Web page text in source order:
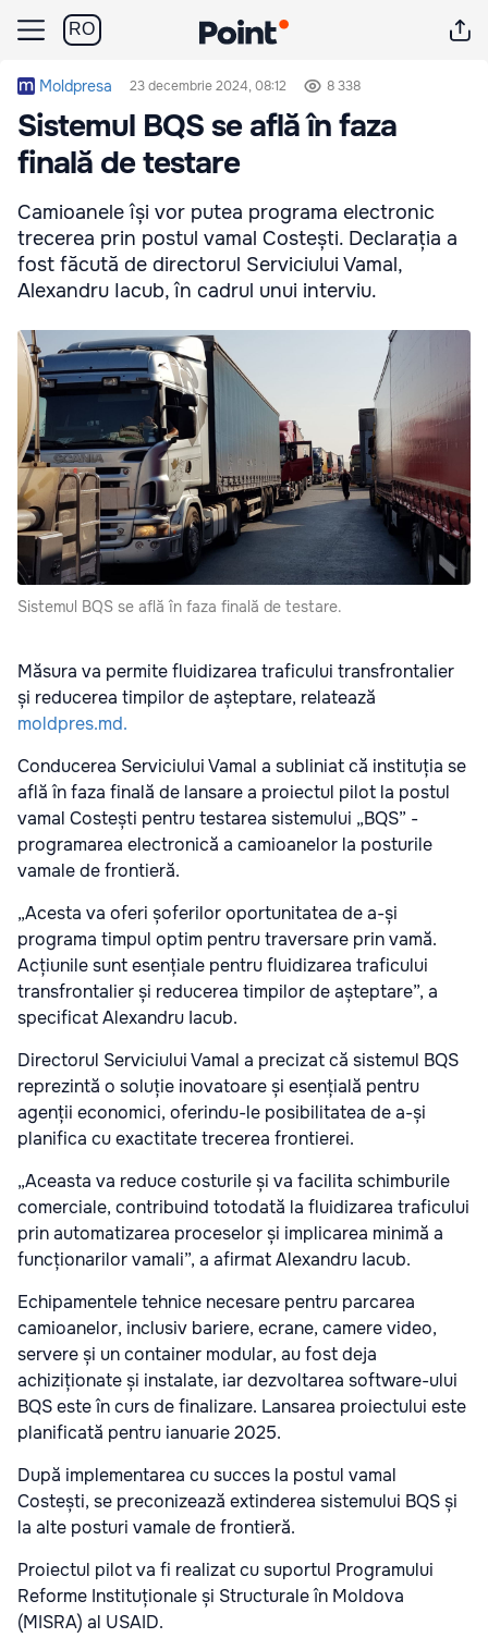
RO
Moldpresa 23 decembrie 2024, 08:12 8 338
Sistemul BQS se află în faza
finală de testare
Camioanele își vor putea programa electronic
trecerea prin postul vamal Costești. Declarația a
fost făcută de directorul Serviciului Vamal,
Alexandru Iacub, în cadrul unui interviu.
Sistemul BQS se află în faza finală de testare.
Măsura va permite fluidizarea traficului transfrontalier
și reducerea timpilor de așteptare, relatează
moldpres.md.
Conducerea Serviciului Vamal a subliniat că instituția se
află în faza finală de lansare a proiectul pilot la postul
vamal Costești pentru testarea sistemului „BQS” -
programarea electronică a camioanelor la posturile
vamale de frontieră.
„Acesta va oferi șoferilor oportunitatea de a-și
programa timpul optim pentru traversare prin vamă.
Acțiunile sunt esențiale pentru fluidizarea traficului
transfrontalier și reducerea timpilor de așteptare”, a
specificat Alexandru Iacub.
Directorul Serviciului Vamal a precizat că sistemul BQS
reprezintă o soluție inovatoare și esențială pentru
agenții economici, oferindu-le posibilitatea de a-și
planifica cu exactitate trecerea frontierei.
„Aceasta va reduce costurile și va facilita schimburile
comerciale, contribuind totodată la fluidizarea traficului
prin automatizarea proceselor și implicarea minimă a
funcționarilor vamali”, a afirmat Alexandru Iacub.
Echipamentele tehnice necesare pentru parcarea
camioanelor, inclusiv bariere, ecrane, camere video,
servere și un container modular, au fost deja
achiziționate și instalate, iar dezvoltarea software-ului
BQS este în curs de finalizare. Lansarea proiectului este
planificată pentru ianuarie 2025.
După implementarea cu succes la postul vamal
Costești, se preconizează extinderea sistemului BQS și
la alte posturi vamale de frontieră.
Proiectul pilot va fi realizat cu suportul Programului
Reforme Instituționale și Structurale în Moldova
(MISRA) al USAID.